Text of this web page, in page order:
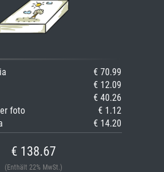
€ 70.99
€ 12.09
€ 40.26
foto
€ 1.12
€ 14.20
€ 138.67
(Enthält 22% MwSt.)